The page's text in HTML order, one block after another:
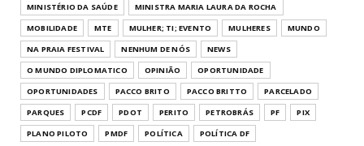
MINISTÉRIO DA SAÚDE
MINISTRA MARIA LAURA DA ROCHA
MOBILIDADE
MTE MULHER; TI; EVENTO MULHERES
MUNDO
NA PRAIA FESTIVAL
NENHUM DE NÓS
NEWS
O MUNDO DIPLOMATICO
OPINIÃO
OPORTUNIDADE
OPORTUNIDADES
PACCO BRITO PACCO BRITTO
PARCELADO
PARQUES
PCDF PDOT PERITO PETROBRÁS PF
PIX
PLANO PILOTO
PMDF POLÍTICA
POLÍTICA DF